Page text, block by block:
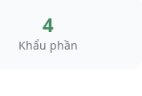
4
Khẩu phần